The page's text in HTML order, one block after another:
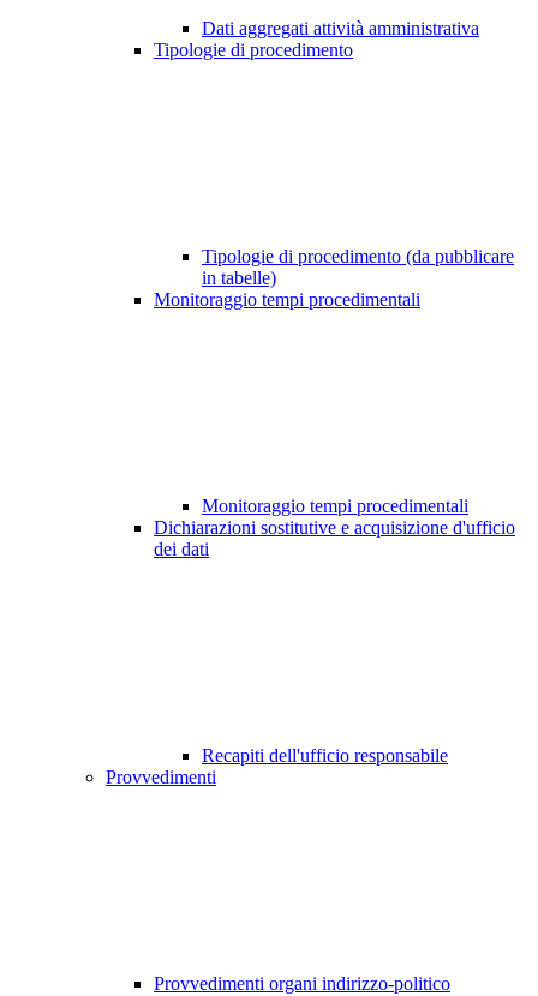
Dati aggregati attività amministrativa
Tipologie di procedimento
Tipologie di procedimento (da pubblicare
in tabelle)
Monitoraggio tempi procedimentali
Monitoraggio tempi procedimentali
Dichiarazioni sostitutive e acquisizione d'ufficio
dei dati
Recapiti dell'ufficio responsabile
Provvedimenti
Provvedimenti organi indirizzo-politico